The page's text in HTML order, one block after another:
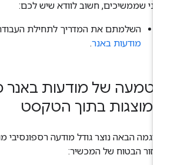
שממשיכים, חשוב לוודא שיש לכם:
השלמתם את המדריך לתחילת העבודה
מודעות באנר.
של מודעות באנר
בתוך הטקסט
הבאה נוצר גודל מודעה רספונסיבי
הבטוח של המכשיר: